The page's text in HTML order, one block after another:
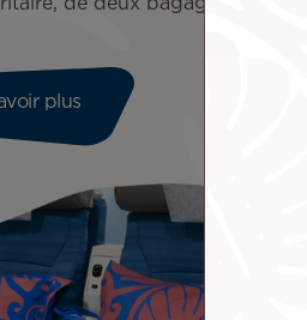
de deux bagages de 32
plus